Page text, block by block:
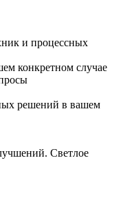
и процессных
конкретном случае
решений в вашем
Светлое